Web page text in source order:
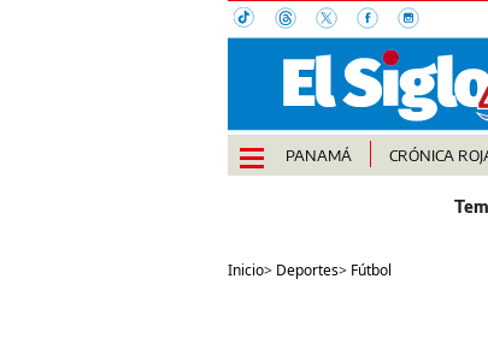
PANAMÁ CRÓNICA
Inicio> Deportes> Fútbol